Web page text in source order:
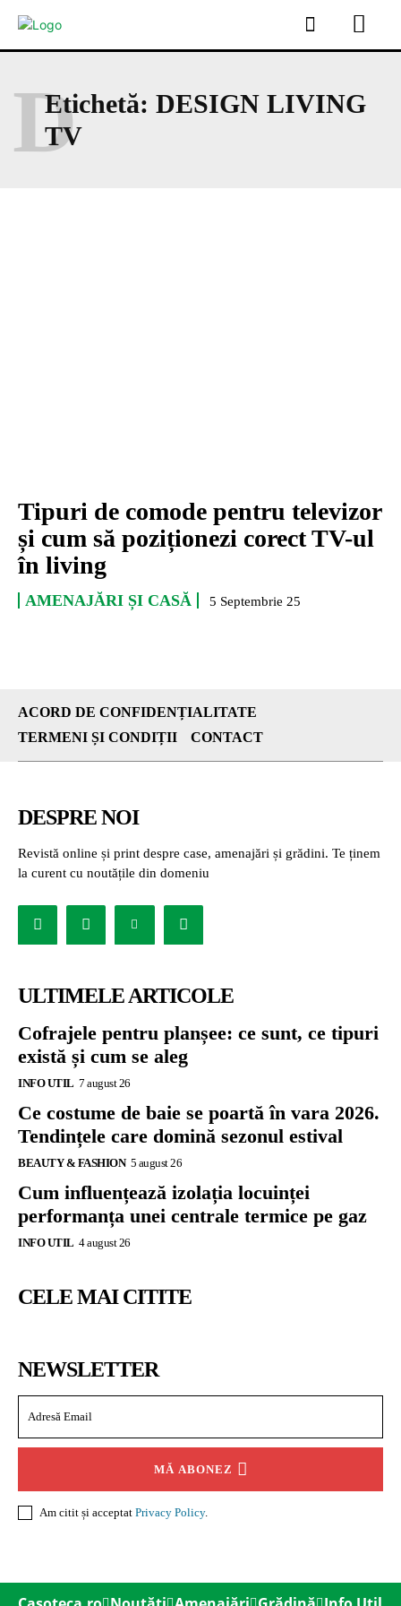
Etichetă: DESIGN LIVING
TV
D
Tipuri de comode pentru televizor
și cum să poziționezi corect TV-ul
în living
AMENAJĂRI ȘI CASĂ 5 Septembrie 25
ACORD DE CONFIDENȚIALITATE
TERMENI ȘI CONDIȚII
CONTACT
DESPRE NOI
Revistă online și print despre case, amenajări și grădini. Te ținem
la curent cu noutățile din domeniu
ULTIMELE ARTICOLE
Cofrajele pentru planșee: ce sunt, ce tipuri
există și cum se aleg
INFO UTIL 7 august 26
Ce costume de baie se poartă în vara 2026.
Tendințele care domină sezonul estival
BEAUTY & FASHION 5 august 26
Cum influențează izolația locuinței
performanța unei centrale termice pe gaz
INFO UTIL 4 august 26
CELE MAI CITITE
NEWSLETTER
MĂ ABONEZ
Am citit și acceptat Privacy Policy.